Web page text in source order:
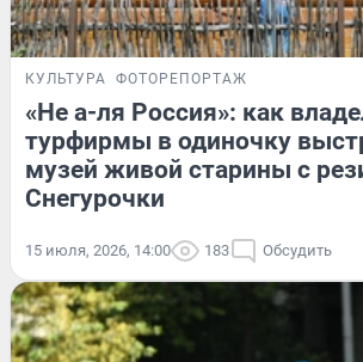
КУЛЬТУРА ФОТОРЕПОРТАЖ
«Не а-ля Россия»: как
турфирмы в одиночку
музей живой старины с
Снегурочки
15 июля, 2026, 14:00 183 Обсудить